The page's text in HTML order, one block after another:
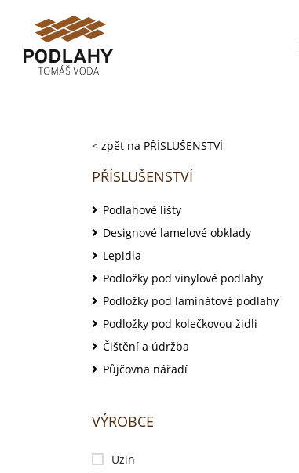
< zpět na PŘÍSLUŠENSTVÍ
PŘÍSLUŠENSTVÍ
Podlahové lišty
Designové lamelové obklady
Lepidla
Podložky pod vinylové podlahy
Podložky pod laminátové podlahy
Podložky pod kolečkovou židli
Čištění a údržba
Půjčovna nářadí
VÝROBCE
Uzin